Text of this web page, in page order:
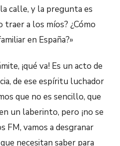
calle, y la pregunta es
traer a los míos? ¿Cómo
en España?»
¡qué va! Es un acto de
de ese espíritu luchador
que no es sencillo, que
un laberinto, pero ¡no se
FM, vamos a desgranar
necesitan saber para